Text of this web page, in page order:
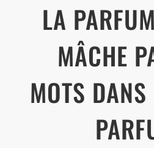
LA
MÂCHE
MOTS